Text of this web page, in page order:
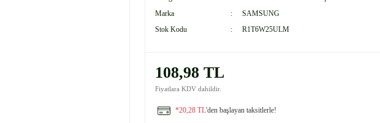
Marka
SAMSUNG
Stok Kodu
R1T6W25ULM
108,98 TL
Fiyatlara KDV dahildir.
*20,28 TL'den başlayan taksitlerle!